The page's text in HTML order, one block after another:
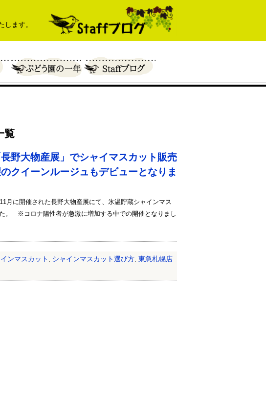
ます。
覧
野大物産展」でシャイマスカット販売
クイーンルージュもデビューとなりま
月に開催された長野大物産展にて、氷温貯蔵シャインマス
。 ※コロナ陽性者が急激に増加する中での開催となりまし
ンマスカット シャインマスカット選び方 東急札幌店